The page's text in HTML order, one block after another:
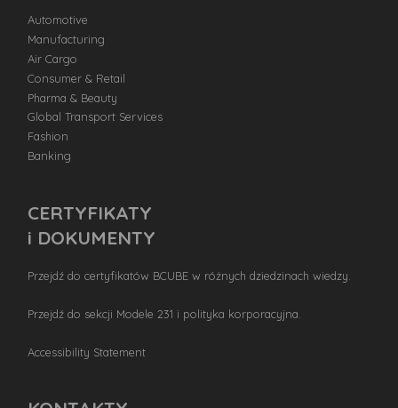
Automotive
Manufacturing
Air Cargo
Consumer & Retail
Pharma & Beauty
Global Transport Services
Fashion
Banking
CERTYFIKATY
i DOKUMENTY
Przejdź do certyfikatów BCUBE w różnych dziedzinach wiedzy.
Przejdź do sekcji Modele 231 i polityka korporacyjna.
Accessibility Statement